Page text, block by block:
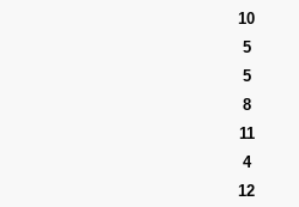
10
5
5
8
11
4
12